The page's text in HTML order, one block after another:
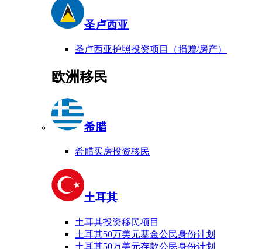
圣卢西亚
圣卢西亚护照投资项目（捐赠/房产）
欧洲移民
希腊
希腊买房投资移民
土耳其
土耳其投资移民项目
土耳其50万美元基金公民身份计划
土耳其50万美元存款公民身份计划